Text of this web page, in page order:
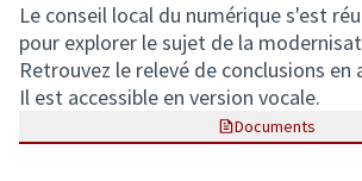
Le conseil local du numérique s'est
pour explorer le sujet de la
Retrouvez le relevé de conclusions en
Il est accessible en version vocale.
Documents